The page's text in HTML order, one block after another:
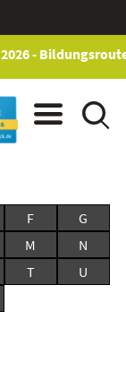
-
F
G
M
N
T
U